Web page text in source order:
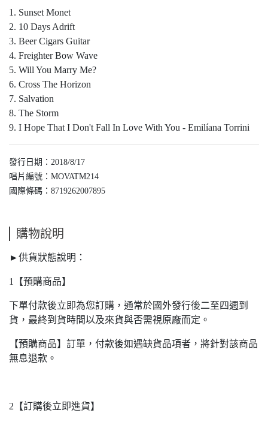
1. Sunset Monet
2. 10 Days Adrift
3. Beer Cigars Guitar
4. Freighter Bow Wave
5. Will You Marry Me?
6. Cross The Horizon
7. Salvation
8. The Storm
9. I Hope That I Don't Fall In Love With You - Emilíana Torrini
發行日期：2018/8/17
唱片編號：MOVATM214
國際條碼：8719262007895
購物說明
►供貨狀態說明：
1【預購商品】
下單付款後立即為您訂購，通常於國外發行後二至四週到
貨，最終到貨時間以及來貨與否需視原廠而定。
【預購商品】訂單，付款後如遇缺貨品項者，將針對該商品
無息退款。
2【訂購後立即進貨】